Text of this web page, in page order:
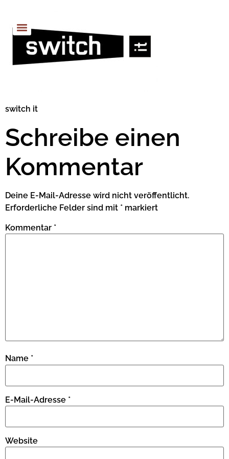
switch it
Schreibe einen
Kommentar
Deine E-Mail-Adresse wird nicht veröffentlicht.
Erforderliche Felder sind mit * markiert
Kommentar *
Name *
E-Mail-Adresse *
Website